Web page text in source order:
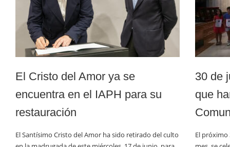
30 de
que
El
El Cristo del Amor ya se
encuentra en el IAPH para su
restauración
El Santísimo Cristo del Amor ha sido retirado del culto